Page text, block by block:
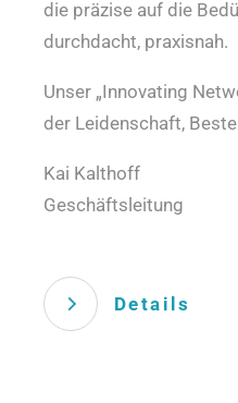
die präzise auf die
durchdacht, praxisnah.
Unser „Innovating
der Leidenschaft,
Kai Kalthoff
Geschäftsleitung
Details